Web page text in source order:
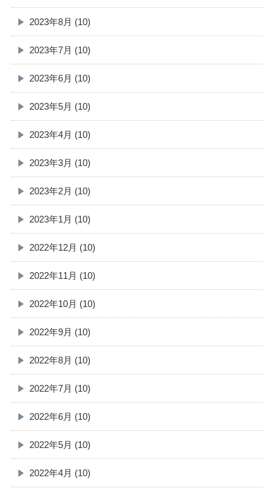
2023年8月 (10)
2023年7月 (10)
2023年6月 (10)
2023年5月 (10)
2023年4月 (10)
2023年3月 (10)
2023年2月 (10)
2023年1月 (10)
2022年12月 (10)
2022年11月 (10)
2022年10月 (10)
2022年9月 (10)
2022年8月 (10)
2022年7月 (10)
2022年6月 (10)
2022年5月 (10)
2022年4月 (10)